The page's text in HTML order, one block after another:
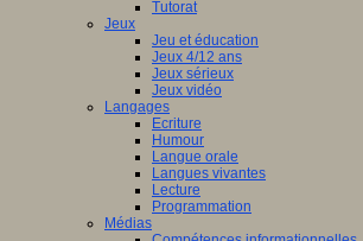
Tutorat
Jeux
Jeu et éducation
Jeux 4/12 ans
Jeux sérieux
Jeux vidéo
Langages
Ecriture
Humour
Langue orale
Langues vivantes
Lecture
Programmation
Médias